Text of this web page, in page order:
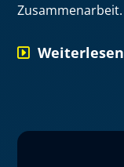
Zusammenarbeit.
Weiterlesen